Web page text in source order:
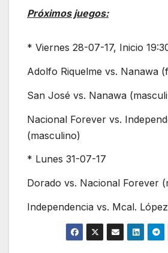
Próximos juegos:
* Viernes 28-07-17, Inicio
Adolfo Riquelme vs. Nanawa
San José vs. Nanawa
Nacional Forever vs.
(masculino)
* Lunes 31-07-17
Dorado vs. Nacional Forever
Independencia vs. Mcal.